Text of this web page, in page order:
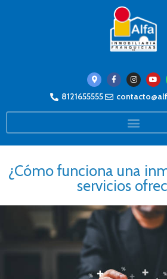
8121655555
¿Cómo funciona una
servicios